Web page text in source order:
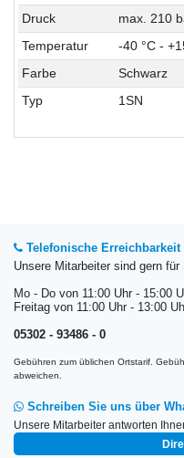
Druck
max. 210
Temperatur
-40 °C -
Farbe
Schwarz
Typ
1SN
Telefonische Erreichbarkeit
Unsere Mitarbeiter sind gern für
Mo - Do von 11:00 Uhr - 15:00
Freitag von 11:00 Uhr - 13:00
05302 - 93486 - 0
Gebühren zum üblichen Ortstarif.
abweichen.
Schreiben Sie uns über
Unsere Mitarbeiter antworten